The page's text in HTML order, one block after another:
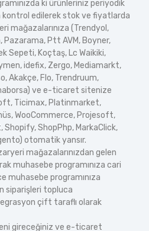
ki ürünleriniz periyodik
edilerek stok ve fiyatlarda
mağazalarınıza (Trendyol,
Pazarama, Ptt AVM, Boyner,
Sepeti, Koçtaş, Lc Waikiki,
idefix, Zergo, Mediamarkt,
Akakçe, Flo, Trendruum,
ve e-ticaret sitenize
Ticimax, Platinmarket,
WooCommerce, Projesoft,
Shopify, ShopPhp, MarkaClick,
otomatik yansır.
mağazalarınızdan gelen
muhasebe programınıza cari
muhasebe programınıza
siparişleri topluca
çift taraflı olarak
gireceğiniz ve e-ticaret